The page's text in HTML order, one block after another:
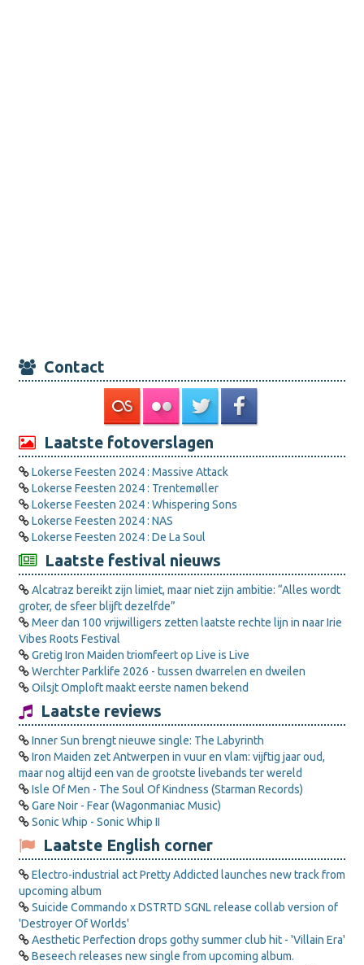
Contact
Laatste fotoverslagen
Lokerse Feesten 2024 : Massive Attack
Lokerse Feesten 2024 : Trentemøller
Lokerse Feesten 2024 : Whispering Sons
Lokerse Feesten 2024 : NAS
Lokerse Feesten 2024 : De La Soul
Laatste festival nieuws
Alcatraz bereikt zijn limiet, maar niet zijn ambitie: “Alles wordt
groter, de sfeer blijft dezelfde”
Meer dan 100 vrijwilligers zetten laatste rechte lijn in naar Irie
Vibes Roots Festival
Gretig Iron Maiden triomfeert op Live is Live
Werchter Parklife 2026 - tussen dwarrelen en dweilen
Oilsjt Omploft maakt eerste namen bekend
Laatste reviews
Inner Sun brengt nieuwe single: The Labyrinth
Iron Maiden zet Antwerpen in vuur en vlam: vijftig jaar oud,
maar nog altijd een van de grootste livebands ter wereld
Isle Of Men - The Soul Of Kindness (Starman Records)
Gare Noir - Fear (Wagonmaniac Music)
Sonic Whip - Sonic Whip II
Laatste English corner
Electro-industrial act Pretty Addicted launches new track from
upcoming album
Suicide Commando x DSTRTD SGNL release collab version of
'Destroyer Of Worlds'
Aesthetic Perfection drops gothy summer club hit - 'Villain Era'
Beseech releases new single from upcoming album.